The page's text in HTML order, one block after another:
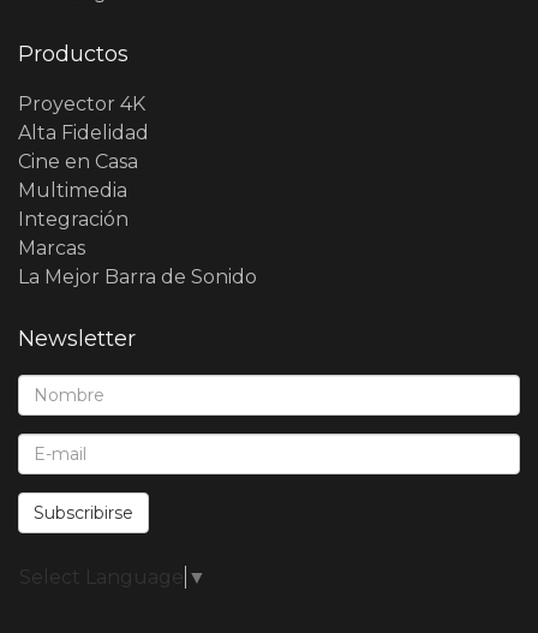
Productos
Proyector 4K
Alta Fidelidad
Cine en Casa
Multimedia
Integración
Marcas
La Mejor Barra de Sonido
Newsletter
Nombre*:
E-Mail*:
Subscribirse
Select Language ▼